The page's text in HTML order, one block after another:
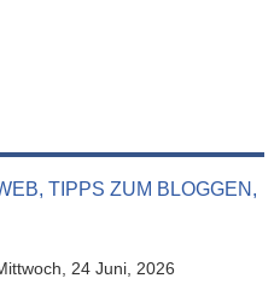
TIPPS ZUM BLOGGEN,
24 Juni, 2026